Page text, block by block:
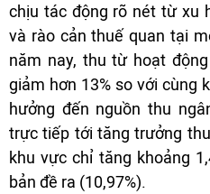
chịu tác động rõ nét từ xu
và rào cản thuế quan tại
năm nay, thu từ hoạt
giảm hơn 13% so với cùng
hưởng đến nguồn thu
trực tiếp tới tăng trưởng
khu vực chỉ tăng khoảng
bản đề ra (10,97%).